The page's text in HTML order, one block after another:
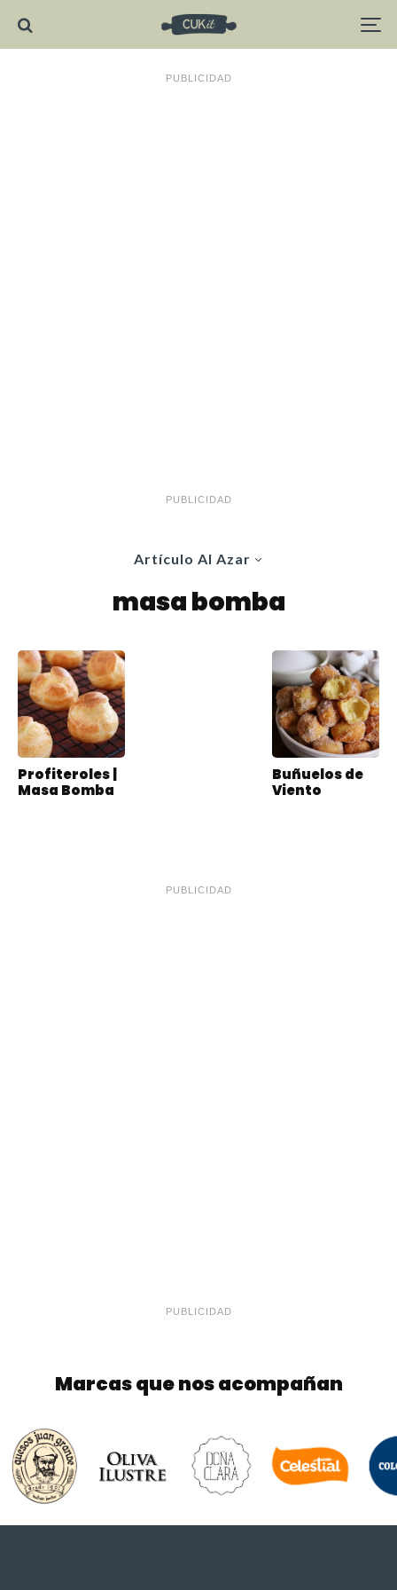
PUBLICIDAD
PUBLICIDAD
Artículo Al Azar
masa bomba
Profiteroles |
Masa Bomba
Buñuelos de
Viento
PUBLICIDAD
PUBLICIDAD
Marcas que nos acompañan